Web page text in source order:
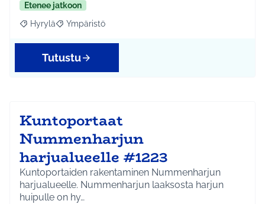
Etenee jatkoon
Rajaa tulokset aihepiirin mukaan: Hyrylä
Hyrylä Rajaa tulokset teeman mukaan: Ympäristö
Ympäristö
Tutustu
Kuntoportaat
Nummenharjun
harjualueelle #1223
Kuntoportaiden rakentaminen Nummenharjun
harjualueelle. Nummenharjun laaksosta harjun
huipulle on hy…